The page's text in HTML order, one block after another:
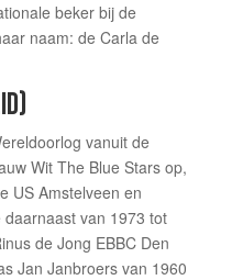
beker bij de
naam: de Carla de
vanuit de
Wit The Blue Stars op,
US Amstelveen en
daarnaast van 1973 tot
de Jong EBBC Den
Jan Janbroers van 1960